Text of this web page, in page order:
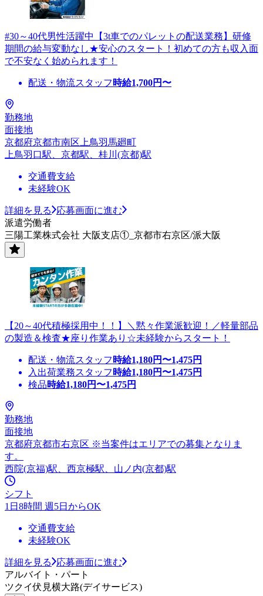
#30～40代男性活躍中【3t車でのパレットの配送業務】研修
期間の給与変動なし★安心のスタート！初めての方も収入面
で不安なく始められます！
配送・物流スタッフ 時給1,700円〜
勤務地
面接地
京都府京都市南区上鳥羽馬廻町
上鳥羽口駅、京都駅、桂川(京都)駅
交通費支給
未経験OK
詳細を見る
応募画面に進む
派遣労働者
三陽工業株式会社 大阪支店①_京都市右京区/派大阪
【20～40代積極採用中！！】＼黙々作業派歓迎！／軽量部品
の製造＆検査★座り作業あり☆未経験からスタート！
配送・物流スタッフ 時給1,180円〜1,475円
入出荷業務スタッフ 時給1,180円〜1,475円
検品時給1,180円〜1,475円
勤務地
面接地
京都府京都市右京区 ※当案件はエリアでの募集となりま
す。
西院(京福)駅、西京極駅、山ノ内(京都)駅
シフト
1日8時間 週5日からOK
交通費支給
未経験OK
詳細を見る
応募画面に進む
アルバイト・パート
ツクイ伏見横大路(デイサービス)